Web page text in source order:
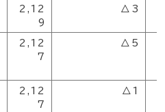
2,12
9
△3
2,12
7
△5
2,12
7
△1